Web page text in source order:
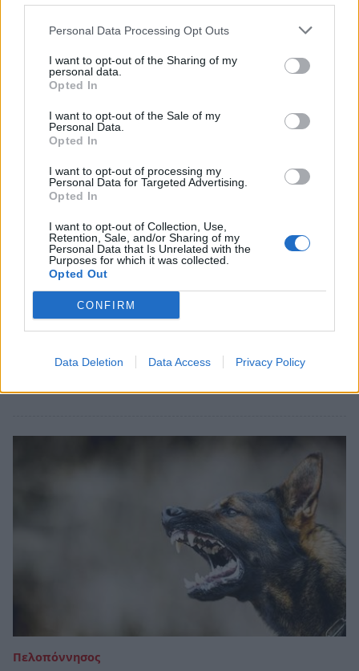
Personal Data Processing Opt Outs
I want to opt-out of the Sharing of my
personal data.
Opted In
I want to opt-out of the Sale of my
Personal Data.
Opted In
I want to opt-out of processing my
Personal Data for Targeted Advertising.
Opted In
I want to opt-out of Collection, Use,
Retention, Sale, and/or Sharing of my
Personal Data that Is Unrelated with the
Purposes for which it was collected.
Opted Out
CONFIRM
Data Deletion Data Access Privacy Policy
Πελοπόννησος
Πάτρα: Αγρια ομοφοβική επίθεση στο
Πανεπιστήμιο – Ξυλοκόπησαν και
πέταξαν μπογιές σε ομοφυλόφιλο
φοιτητή
Πελοπόννησος